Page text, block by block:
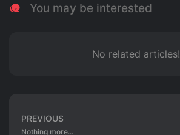
You may be interested
No related articles!
PREVIOUS
Nothing more...